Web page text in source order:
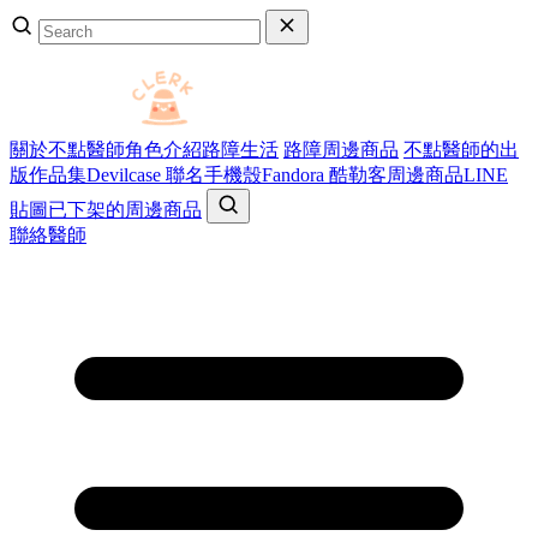
關於不點醫師角色介紹路障生活 路障周邊商品 不點醫師的出
版作品集Devilcase 聯名手機殼Fandora 酷勒客周邊商品LINE
貼圖 已下架的周邊商品
聯絡醫師